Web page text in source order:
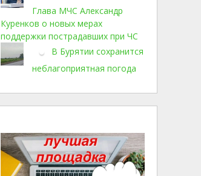
Глава МЧС Александр
Куренков о новых мерах
поддержки пострадавших при ЧС
В Бурятии сохранится
неблагоприятная погода